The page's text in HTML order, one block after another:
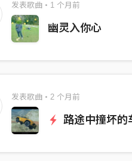
发表歌曲・1 个月前
幽灵入你心
发表歌曲・2 个月前
路途中撞坏的